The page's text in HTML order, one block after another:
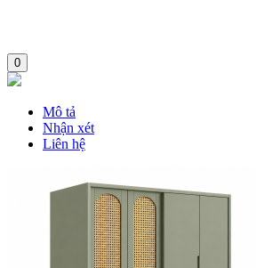
0
Mô tả
Nhận xét
Liên hệ